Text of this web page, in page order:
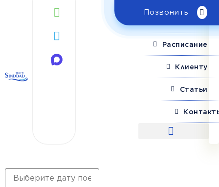
Позвонить
Расписание
Клиенту
Статьи